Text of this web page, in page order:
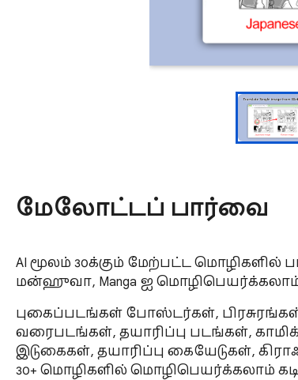
மேலோட்டப் பார்வை
AI மூலம் 30க்கும் மேற்பட்ட
மன்ஹுவா, Manga ஐ
புகைப்படங்கள் போஸ்டர்கள்,
வரைபடங்கள், தயாரிப்பு படங்கள்,
இடுகைகள், தயாரிப்பு கையேடுகள்,
30+ மொழிகளில் மொழிபெயர்க்கலாம்